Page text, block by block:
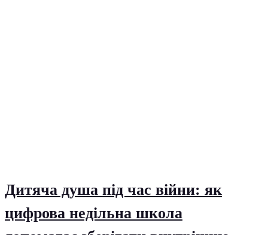
Дитяча душа під час війни: як
цифрова недільна школа